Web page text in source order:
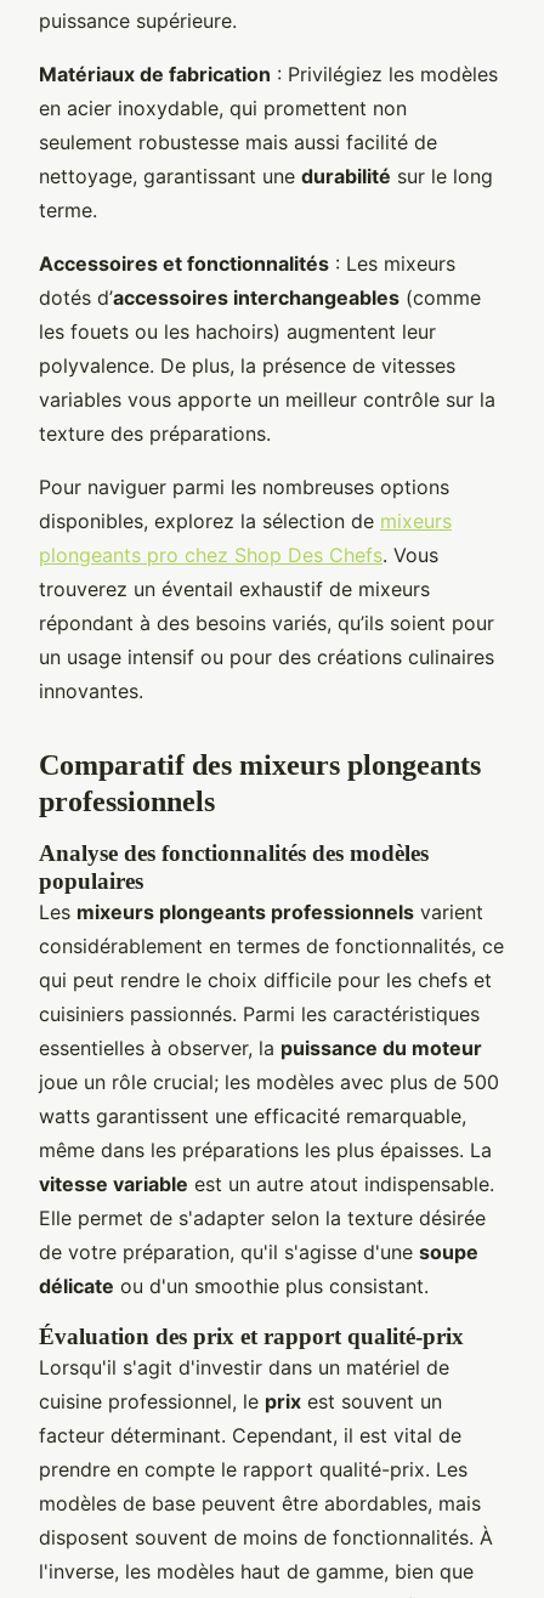
puissance supérieure.
Matériaux de fabrication : Privilégiez les modèles
en acier inoxydable, qui promettent non
seulement robustesse mais aussi facilité de
nettoyage, garantissant une durabilité sur le long
terme.
Accessoires et fonctionnalités : Les mixeurs
dotés d’accessoires interchangeables (comme
les fouets ou les hachoirs) augmentent leur
polyvalence. De plus, la présence de vitesses
variables vous apporte un meilleur contrôle sur la
texture des préparations.
Pour naviguer parmi les nombreuses options
disponibles, explorez la sélection de mixeurs
plongeants pro chez Shop Des Chefs. Vous
trouverez un éventail exhaustif de mixeurs
répondant à des besoins variés, qu’ils soient pour
un usage intensif ou pour des créations culinaires
innovantes.
Comparatif des mixeurs plongeants
professionnels
Analyse des fonctionnalités des modèles
populaires
Les mixeurs plongeants professionnels varient
considérablement en termes de fonctionnalités, ce
qui peut rendre le choix difficile pour les chefs et
cuisiniers passionnés. Parmi les caractéristiques
essentielles à observer, la puissance du moteur
joue un rôle crucial; les modèles avec plus de 500
watts garantissent une efficacité remarquable,
même dans les préparations les plus épaisses. La
vitesse variable est un autre atout indispensable.
Elle permet de s'adapter selon la texture désirée
de votre préparation, qu'il s'agisse d'une soupe
délicate ou d'un smoothie plus consistant.
Évaluation des prix et rapport qualité-prix
Lorsqu'il s'agit d'investir dans un matériel de
cuisine professionnel, le prix est souvent un
facteur déterminant. Cependant, il est vital de
prendre en compte le rapport qualité-prix. Les
modèles de base peuvent être abordables, mais
disposent souvent de moins de fonctionnalités. À
l'inverse, les modèles haut de gamme, bien que